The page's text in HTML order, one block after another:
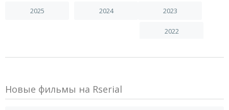
2025 2024 2023
2022
Новые фильмы на Rserial